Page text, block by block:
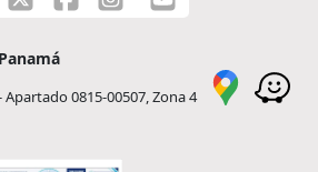
0815-00507, Zona 4